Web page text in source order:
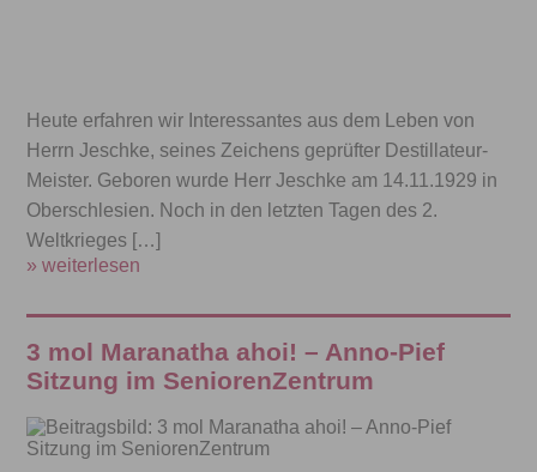
Heute erfahren wir Interessantes aus dem Leben von
Herrn Jeschke, seines Zeichens geprüfter Destillateur-
Meister. Geboren wurde Herr Jeschke am 14.11.1929 in
Oberschlesien. Noch in den letzten Tagen des 2.
Weltkrieges […]
» weiterlesen
3 mol Maranatha ahoi! – Anno-Pief
Sitzung im SeniorenZentrum